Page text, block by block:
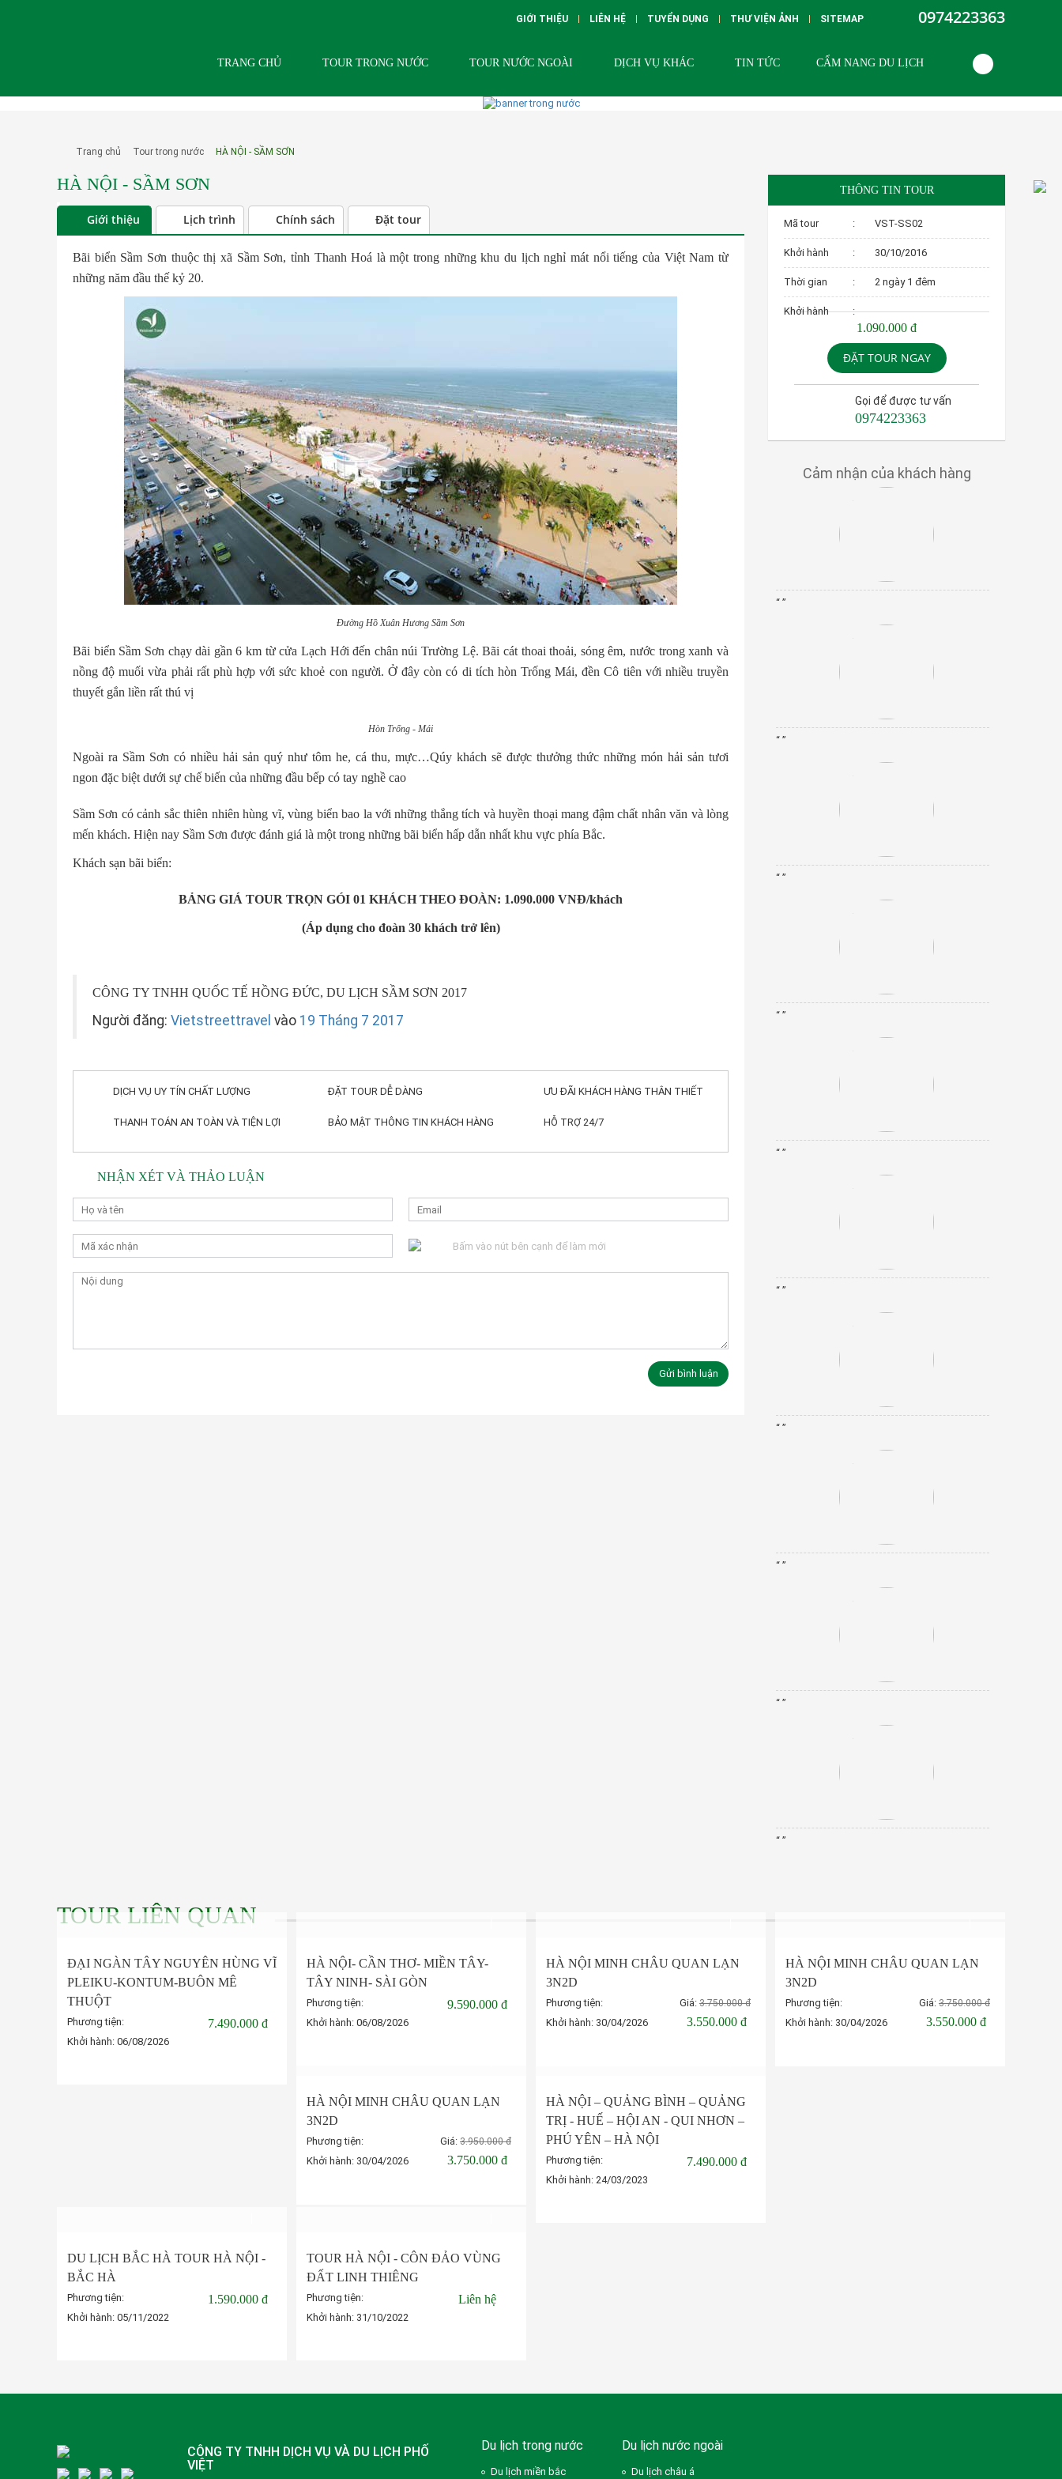
0974223363
GIỚI THIỆU LIÊN HỆ TUYỂN DỤNG THƯ VIỆN ẢNH SITEMAP
TRANG CHỦ TOUR TRONG NƯỚC TOUR NƯỚC NGOÀI DỊCH VỤ KHÁC TIN TỨC CẨM NANG DU LỊCH
Trang chủ Tour trong nước HÀ NỘI - SẦM SƠN
HÀ NỘI - SẦM SƠN
Giới thiệu Lịch trình Chính sách Đặt tour
Bãi biển Sầm Sơn thuộc thị xã Sầm Sơn, tỉnh Thanh Hoá là một trong những khu du lịch nghỉ mát nổi tiếng của Việt Nam từ
những năm đầu thế kỷ 20.
Đường Hồ Xuân Hương Sầm Sơn
Bãi biển Sầm Sơn chạy dài gần 6 km từ cửa Lạch Hới đến chân núi Trường Lệ. Bãi cát thoai thoải, sóng êm, nước trong xanh và
nồng độ muối vừa phải rất phù hợp với sức khoẻ con người. Ở đây còn có di tích hòn Trống Mái, đền Cô tiên với nhiều truyền
thuyết gắn liền rất thú vị
Hòn Trống - Mái
Ngoài ra Sầm Sơn có nhiều hải sản quý như tôm he, cá thu, mực…Qúy khách sẽ được thưởng thức những món hải sản tươi
ngon đặc biệt dưới sự chế biến của những đầu bếp có tay nghề cao
Sầm Sơn có cảnh sắc thiên nhiên hùng vĩ, vùng biển bao la với những thắng tích và huyền thoại mang đậm chất nhân văn và lòng
mến khách. Hiện nay Sầm Sơn được đánh giá là một trong những bãi biển hấp dẫn nhất khu vực phía Bắc.
Khách sạn bãi biển:
BẢNG GIÁ TOUR TRỌN GÓI 01 KHÁCH THEO ĐOÀN: 1.090.000 VNĐ/khách
(Áp dụng cho đoàn 30 khách trở lên)
CÔNG TY TNHH QUỐC TẾ HỒNG ĐỨC, DU LỊCH SẦM SƠN 2017
Người đăng: Vietstreettravel vào 19 Tháng 7 2017
DỊCH VỤ UY TÍN CHẤT LƯỢNG ĐẶT TOUR DỄ DÀNG ƯU ĐÃI KHÁCH HÀNG THÂN THIẾT
THANH TOÁN AN TOÀN VÀ TIỆN LỢI BẢO MẬT THÔNG TIN KHÁCH HÀNG HỖ TRỢ 24/7
NHẬN XÉT VÀ THẢO LUẬN
Bấm vào nút bên cạnh để làm mới
THÔNG TIN TOUR
Mã tour : VST-SS02
Khởi hành : 30/10/2016
Thời gian : 2 ngày 1 đêm
Khởi hành :
1.090.000 đ
ĐẶT TOUR NGAY
Gọi để được tư vấn
0974223363
Cảm nhận của khách hàng
“ ”
“ ”
“ ”
“ ”
“ ”
“ ”
“ ”
“ ”
“ ”
“ ”
TOUR LIÊN QUAN
ĐẠI NGÀN TÂY NGUYÊN HÙNG VĨ
PLEIKU-KONTUM-BUÔN MÊ
THUỘT
Phương tiện:
Khởi hành: 06/08/2026
7.490.000 đ
HÀ NỘI- CẦN THƠ- MIỀN TÂY-
TÂY NINH- SÀI GÒN
Phương tiện:
Khởi hành: 06/08/2026
9.590.000 đ
-5%
HÀ NỘI MINH CHÂU QUAN LẠN
3N2D
Phương tiện:
Khởi hành: 30/04/2026
Giá: 3.750.000 đ
3.550.000 đ
-5%
HÀ NỘI MINH CHÂU QUAN LẠN
3N2D
Phương tiện:
Khởi hành: 30/04/2026
Giá: 3.750.000 đ
3.550.000 đ
-5%
HÀ NỘI MINH CHÂU QUAN LẠN
3N2D
Phương tiện:
Khởi hành: 30/04/2026
Giá: 3.950.000 đ
3.750.000 đ
HÀ NỘI – QUẢNG BÌNH – QUẢNG
TRỊ - HUẾ – HỘI AN - QUI NHƠN –
PHÚ YÊN – HÀ NỘI
Phương tiện:
Khởi hành: 24/03/2023
7.490.000 đ
DU LỊCH BẮC HÀ TOUR HÀ NỘI -
BẮC HÀ
Phương tiện:
Khởi hành: 05/11/2022
1.590.000 đ
TOUR HÀ NỘI - CÔN ĐẢO VÙNG
ĐẤT LINH THIÊNG
Phương tiện:
Khởi hành: 31/10/2022
Liên hệ
CÔNG TY TNHH DỊCH VỤ VÀ DU LỊCH PHỐ
VIỆT
Du lịch trong nước
Du lịch miền bắc
Du lịch nước ngoài
Du lịch châu á